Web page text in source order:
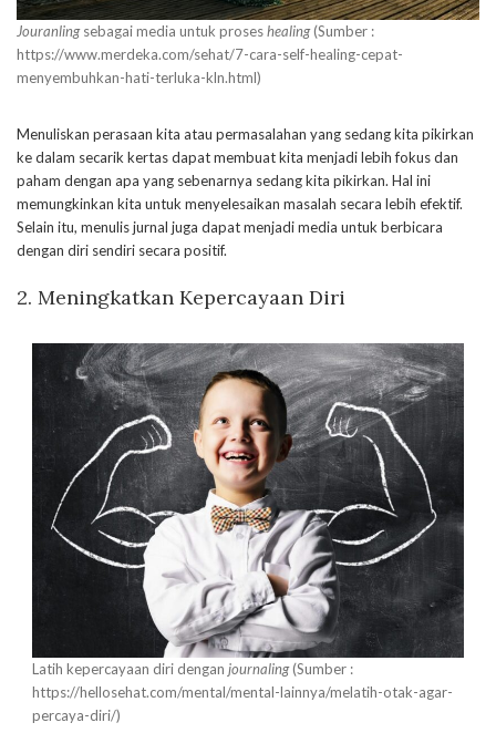
Jouranlingsebagai media untuk proseshealing(Sumber :
https://www.merdeka.com/sehat/7-cara-self-healing-cepat-
menyembuhkan-hati-terluka-kln.html)
Menuliskan perasaan kita atau permasalahan yang sedang kita pikirkan
ke dalam secarik kertas dapat membuat kita menjadi lebih fokus dan
paham dengan apa yang sebenarnya sedang kita pikirkan. Hal ini
memungkinkan kita untuk menyelesaikan masalah secara lebih efektif.
Selain itu, menulis jurnal juga dapat menjadi media untuk berbicara
dengan diri sendiri secara positif.
2. Meningkatkan Kepercayaan Diri
Latih kepercayaan diri dengan journaling(Sumber :
https://hellosehat.com/mental/mental-lainnya/melatih-otak-agar-
percaya-diri/)